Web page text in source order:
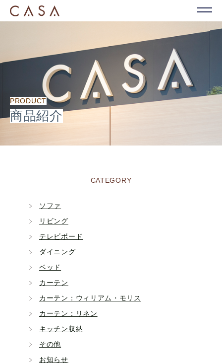
PRODUCT
商品紹介
CATEGORY
ソファ
リビング
テレビボード
ダイニング
ベッド
カーテン
カーテン：ウィリアム・モリス
カーテン：リネン
キッチン収納
その他
お知らせ